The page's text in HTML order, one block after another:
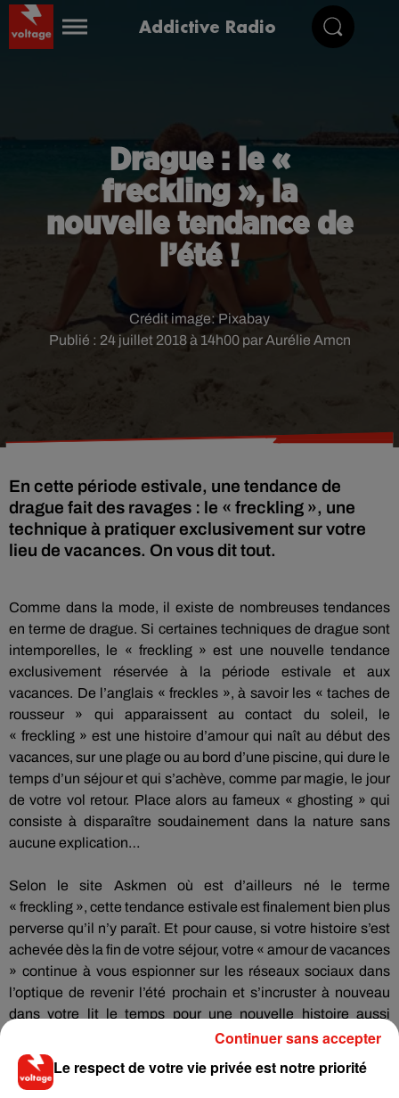
Addictive Radio
Drague : le «
freckling », la
nouvelle tendance de
l’été !
Publié : 24 juillet 2018 à 14h00 par Aurélie Amcn
Crédit image: Pixabay
En cette période estivale, une tendance de
drague fait des ravages : le « freckling », une
technique à pratiquer exclusivement sur votre
lieu de vacances. On vous dit tout.
Comme dans la mode, il existe de nombreuses tendances
en terme de drague. Si certaines techniques de drague sont
intemporelles, le « freckling » est une nouvelle tendance
exclusivement réservée à la période estivale et aux
vacances. De l’anglais « freckles », à savoir les « taches de
rousseur » qui apparaissent au contact du soleil, le
« freckling » est une histoire d’amour qui naît au début des
vacances, sur une plage ou au bord d’une piscine, qui dure le
temps d’un séjour et qui s’achève, comme par magie, le jour
de votre vol retour. Place alors au fameux « ghosting » qui
consiste à disparaître soudainement dans la nature sans
aucune explication…
Selon le site Askmen
où est d’ailleurs né le terme
« freckling », cette tendance estivale est finalement bien plus
perverse qu’il n’y paraît. Et pour cause, si votre histoire s’est
achevée dès la fin de votre séjour, votre « amour de vacances
» continue à vous espionner sur les réseaux sociaux dans
l’optique de revenir l’été prochain et s’incruster à nouveau
dans votre lit le temps pour une nouvelle histoire aussi
Le respect de votre vie privée est notre priorité
Continuer sans accepter